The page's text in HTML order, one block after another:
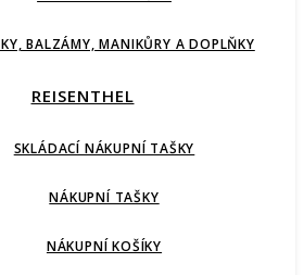
BALZÁMY, MANIKŮRY A DOPLŇKY
REISENTHEL
SKLÁDACÍ NÁKUPNÍ TAŠKY
NÁKUPNÍ TAŠKY
NÁKUPNÍ KOŠÍKY